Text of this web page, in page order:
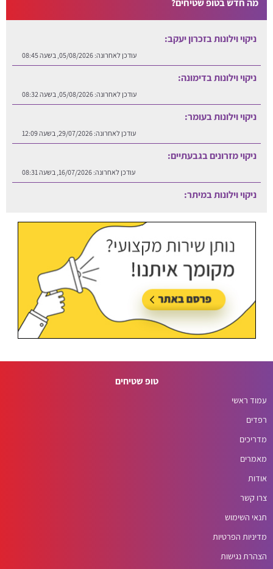
מה חדש בטופ שטיחים?
ניקוי וילונות בזכרון יעקב:
עודכן לאחרונה: 05/08/2026, בשעה 08:45
ניקוי וילונות בדימונה:
עודכן לאחרונה: 05/08/2026, בשעה 08:32
ניקוי וילונות בעומר:
עודכן לאחרונה: 29/07/2026, בשעה 12:09
ניקוי מזרונים בגבעתיים:
עודכן לאחרונה: 16/07/2026, בשעה 08:31
ניקוי וילונות במיתר:
טופ שטיחים
עמוד ראשי
רפדים
מדריכים
מאמרים
אודות
צרו קשר
תנאי השימוש
מדיניות הפרטיות
הצהרת נגישות